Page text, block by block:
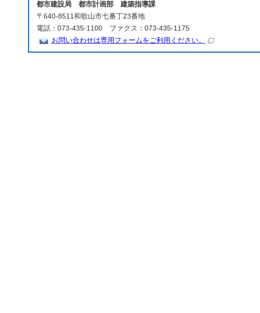
都市建設局 都市計画部 建築指導課
〒640-8511和歌山市七番丁23番地
電話：073-435-1100 ファクス：073-435-1175
お問い合わせは専用フォームをご利用ください。